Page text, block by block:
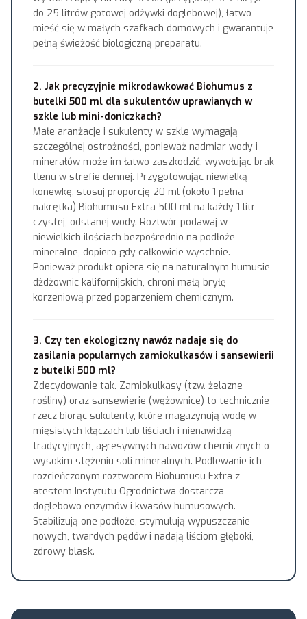
do 25 litrów gotowej odżywki doglebowej), łatwo
mieść się w małych szafkach domowych i gwarantuje
pełną świeżość biologiczną preparatu.
2. Jak precyzyjnie mikrodawkować Biohumus z
butelki 500 ml dla sukulentów uprawianych w
szkle lub mini-doniczkach?
Małe aranżacje i sukulenty w szkle wymagają
szczególnej ostrożności, ponieważ nadmiar wody i
minerałów może im łatwo zaszkodzić, wywołując brak
tlenu w strefie dennej. Przygotowując niewielką
konewkę, stosuj proporcję 20 ml (około 1 pełna
nakrętka) Biohumusu Extra 500 ml na każdy 1 litr
czystej, odstanej wody. Roztwór podawaj w
niewielkich ilościach bezpośrednio na podłoże
mineralne, dopiero gdy całkowicie wyschnie.
Ponieważ produkt opiera się na naturalnym humusie
dżdżownic kalifornijskich, chroni małą bryłę
korzeniową przed poparzeniem chemicznym.
3. Czy ten ekologiczny nawóz nadaje się do
zasilania popularnych zamiokulkasów i sansewierii
z butelki 500 ml?
Zdecydowanie tak. Zamiokulkasy (tzw. żelazne
rośliny) oraz sansewierie (wężownice) to technicznie
rzecz biorąc sukulenty, które magazynują wodę w
mięsistych kłączach lub liściach i nienawidzą
tradycyjnych, agresywnych nawozów chemicznych o
wysokim stężeniu soli mineralnych. Podlewanie ich
rozcieńczonym roztworem Biohumusu Extra z
atestem Instytutu Ogrodnictwa dostarcza
doglebowo enzymów i kwasów humusowych.
Stabilizują one podłoże, stymulują wypuszczanie
nowych, twardych pędów i nadają liściom głęboki,
zdrowy blask.